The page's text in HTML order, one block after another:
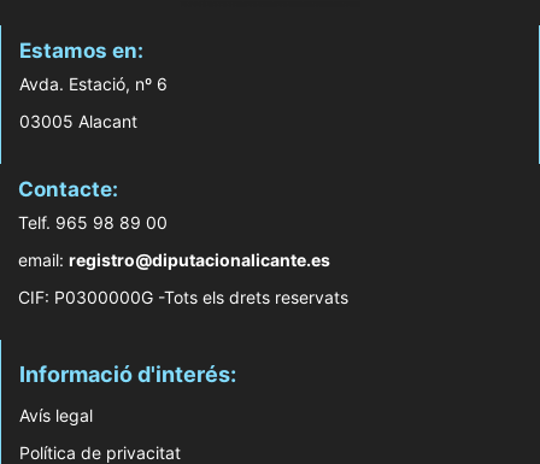
Estamos en:
Avda. Estació, nº 6
03005 Alacant
Contacte:
Telf. 965 98 89 00
email: registro@diputacionalicante.es
CIF: P0300000G -Tots els drets reservats
Informació d'interés:
Avís legal
Política de privacitat